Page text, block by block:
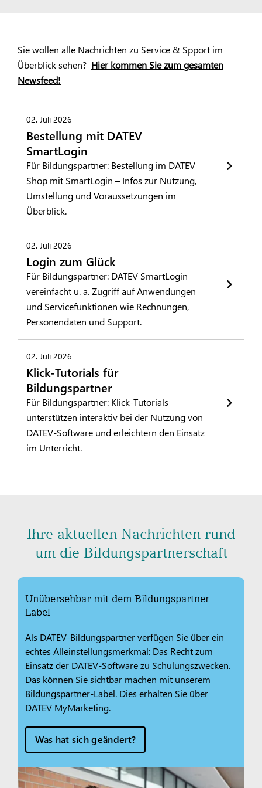
Sie wollen alle Nachrichten zu Service & Spport im
Überblick sehen? Hier kommen Sie zum gesamten
Newsfeed!
02. Juli 2026
Bestellung mit DATEV
SmartLogin
Für Bildungspartner: Bestellung im DATEV
Shop mit SmartLogin – Infos zur Nutzung,
Umstellung und Voraussetzungen im
Überblick.
02. Juli 2026
Login zum Glück
Für Bildungspartner: DATEV SmartLogin
vereinfacht u. a. Zugriff auf Anwendungen
und Servicefunktionen wie Rechnungen,
Personendaten und Support.
02. Juli 2026
Klick-Tutorials für
Bildungspartner
Für Bildungspartner: Klick-Tutorials
unterstützen interaktiv bei der Nutzung von
DATEV-Software und erleichtern den Einsatz
im Unterricht.
Ihre aktuellen Nachrichten rund
um die Bildungspartnerschaft
Unübersehbar mit dem Bildungspartner-
Label
Als DATEV-Bildungspartner verfügen Sie über ein
echtes Alleinstellungsmerkmal: Das Recht zum
Einsatz der DATEV-Software zu Schulungszwecken.
Das können Sie sichtbar machen mit unserem
Bildungspartner-Label. Dies erhalten Sie über
DATEV MyMarketing.
Was hat sich geändert?